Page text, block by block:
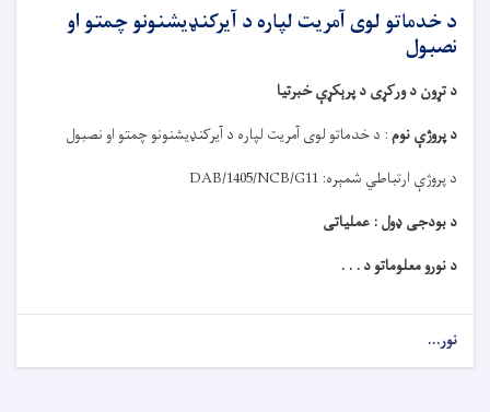
د خدماتو لوی آمریت لپاره د آیرکنډیشنونو چمتو او
نصبول
د تړون د ورکړی د پرېکړې خبرتیا
د پروژې نوم: د خدماتو لوی آمریت لپاره د آیرکنډیشنونو چمتو او نصبول
د پروژې ارتباطي شمېره: DAB/1405/NCB/G11
د بودجی ډول : عملیاتی
د نورو معلوماتو د . . .
نور...